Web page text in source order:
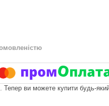
Тепер ви можете купити будь-